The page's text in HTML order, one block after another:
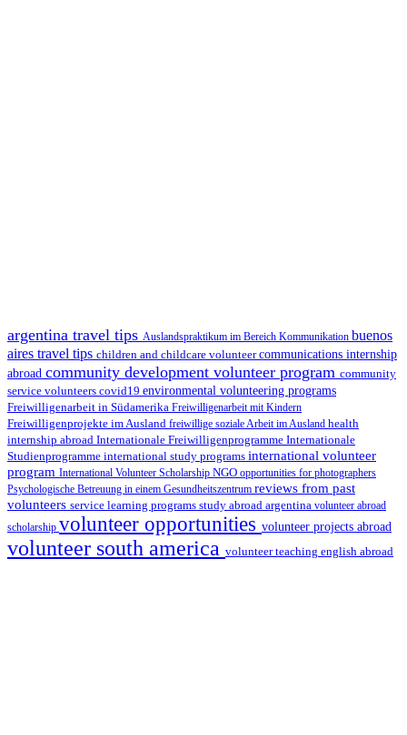
argentina travel tips Auslandspraktikum im Bereich Kommunikation buenos
aires travel tips children and childcare volunteercommunications internship
abroad community development volunteer program community
service volunteers covid19 environmental volunteering programs
Freiwilligenarbeit in Südamerika Freiwilligenarbeit mit Kindern
Freiwilligenprojekte im Ausland freiwillige soziale Arbeit im Ausland health
internship abroad Internationale Freiwilligenprogramme Internationale
Studienprogramme international study programs international volunteer
program International Volunteer Scholarship NGO opportunities for photographers
Psychologische Betreuung in einem Gesundheitszentrum reviews from past
volunteers service learning programs study abroad argentina volunteer abroad
scholarship volunteer opportunities volunteer projects abroad
volunteer south america volunteer teaching english abroad